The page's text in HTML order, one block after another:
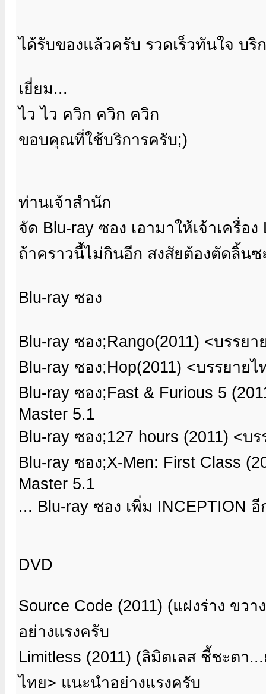
ได้รับของแล้วครับ รวดเร็วทันใจ บริ
เยี่ยม...
ไว ไว ควิก ควิก ควิก
ขอบคุณที่ใช้บริการครับ;)
ท่านเจ้าสำนัก
จัด Blu-ray ซอง เอามาให้เจ้าเครื่
ถ้าคราวนี้ไม่กินอีก สงสัยต้องตัดลิ้นซ
Blu-ray ซอง
Blu-ray ซอง;Rango(2011) <บรรย
Blu-ray ซอง;Hop(2011) <บรรยาย
Blu-ray ซอง;Fast & Furious 5
Master 5.1
Blu-ray ซอง;127 hours (2011) <บ
Blu-ray ซอง;X-Men: First Class
Master 5.1
... Blu-ray ซอง เพิ่ม INCEPTION อี
DVD
Source Code (2011) (แฝงร่าง ขว
อย่างแรงครับ
Limitless (2011) (ลิมิตเลส ชี้ชะตา
ไทย> แนะนำอย่างแรงครับ